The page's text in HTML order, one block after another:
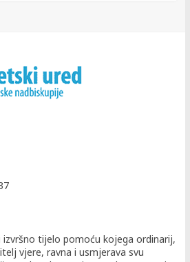
izvršno tijelo pomoću kojega ordinarij,
vjere, ravna i usmjerava svu